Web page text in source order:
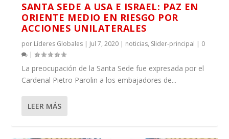
SANTA SEDE A USA E ISRAEL: PAZ EN
ORIENTE MEDIO EN RIESGO POR
ACCIONES UNILATERALES
por Líderes Globales | Jul 7, 2020 | noticias, Slider-principal | 0
|
La preocupación de la Santa Sede fue expresada por el
Cardenal Pietro Parolin a los embajadores de...
LEER MÁS